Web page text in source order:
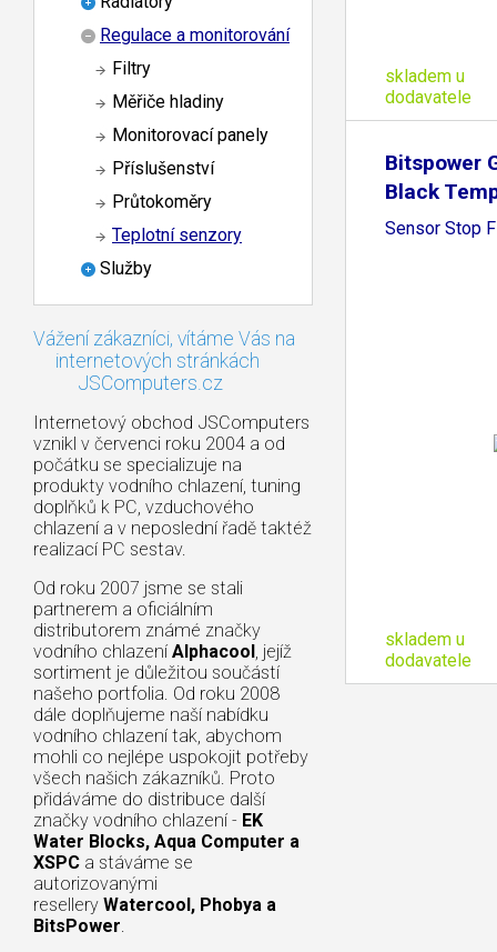
Regulace a monitorování
Filtry
Měřiče hladiny
Monitorovací panely
Příslušenství
Průtokoměry
Teplotní senzory
Služby
Vážení zákazníci, vítáme Vás na
internetových stránkách
JSComputers.cz
Internetový obchod JSComputers
vznikl v červenci roku 2004 a od
počátku se specializuje na
produkty vodního chlazení, tuning
doplňků k PC, vzduchového
chlazení a v neposlední řadě taktéž
realizací PC sestav.
Od roku 2007 jsme se stali
partnerem a oficiálním
distributorem známé značky
vodního chlazení Alphacool, jejíž
sortiment je důležitou součástí
našeho portfolia. Od roku 2008
dále doplňujeme naší nabídku
vodního chlazení tak, abychom
mohli co nejlépe uspokojit potřeby
všech našich zákazníků. Proto
přidáváme do distribuce další
značky vodního chlazení - EK
Water Blocks, Aqua Computer a
XSPC a stáváme se
autorizovanými
resellery Watercool, Phobya a
BitsPower.
skladem u
dodavatele
Bitspower
Black
Sensor Stop
skladem u
dodavatele